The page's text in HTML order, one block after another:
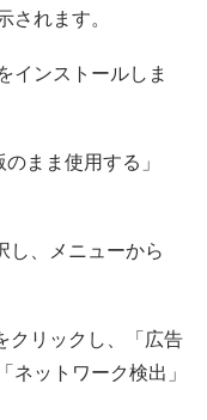
れます。
インストールしま
まま使用する」
し、メニューから
クリックし、「広告
ットワーク検出」